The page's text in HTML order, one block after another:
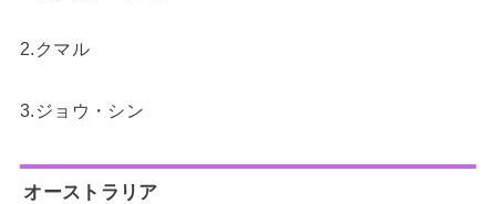
2.クマル
3.ジョウ・シン
オーストラリア